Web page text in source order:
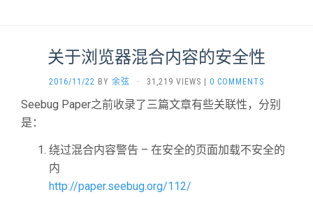
关于浏览器混合内容的安全性
2016/11/22 BY 余弦 · 31,219 VIEWS 0 COMMENTS
Seebug Paper之前收录了三篇文章有些关联性，分别
是：
绕过混合内容警告 – 在安全的页面加载不安全的
内
http://paper.seebug.org/112/